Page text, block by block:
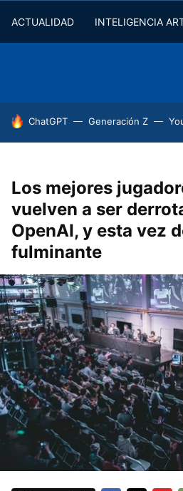
ACTUALIDAD INTELIGENCIA
HOY SE HABLA DE
ChatGPT Generación Z
Los mejores
vuelven a ser
OpenAI, y esta vez
fulminante